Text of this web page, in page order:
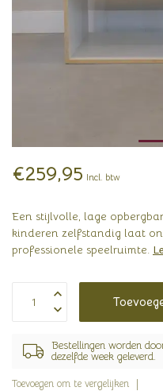
€259,95 Incl. btw
Een stijlvolle, lage
kinderen zelfstandig laat
professionele speelruimte.
Bestellingen worden
dezelfde week geleverd.
Toevoegen om te vergelijken